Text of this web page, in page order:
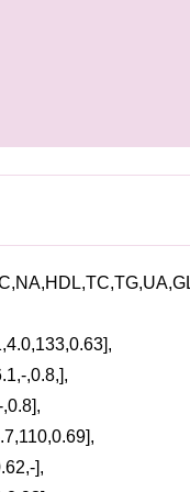
,0.8,],
],